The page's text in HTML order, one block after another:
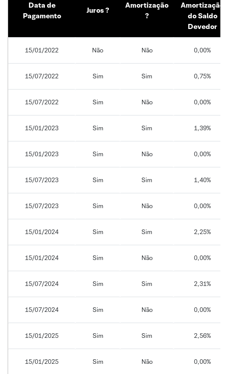
Data de
Pagamento
Juros ?
Amortização
?
Amortização
do Saldo
Devedor
15/01/2022 Não Não 0,00%
15/07/2022 Sim Sim 0,75%
15/07/2022 Sim Não 0,00%
15/01/2023 Sim Sim 1,39%
15/01/2023 Sim Não 0,00%
15/07/2023 Sim Sim 1,40%
15/07/2023 Sim Não 0,00%
15/01/2024 Sim Sim 2,25%
15/01/2024 Sim Não 0,00%
15/07/2024 Sim Sim 2,31%
15/07/2024 Sim Não 0,00%
15/01/2025 Sim Sim 2,56%
15/01/2025 Sim Não 0,00%